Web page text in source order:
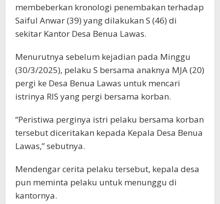
membeberkan kronologi penembakan terhadap
Saiful Anwar (39) yang dilakukan S (46) di
sekitar Kantor Desa Benua Lawas.
Menurutnya sebelum kejadian pada Minggu
(30/3/2025), pelaku S bersama anaknya MJA (20)
pergi ke Desa Benua Lawas untuk mencari
istrinya RIS yang pergi bersama korban.
“Peristiwa perginya istri pelaku bersama korban
tersebut diceritakan kepada Kepala Desa Benua
Lawas,” sebutnya.
Mendengar cerita pelaku tersebut, kepala desa
pun meminta pelaku untuk menunggu di
kantornya.